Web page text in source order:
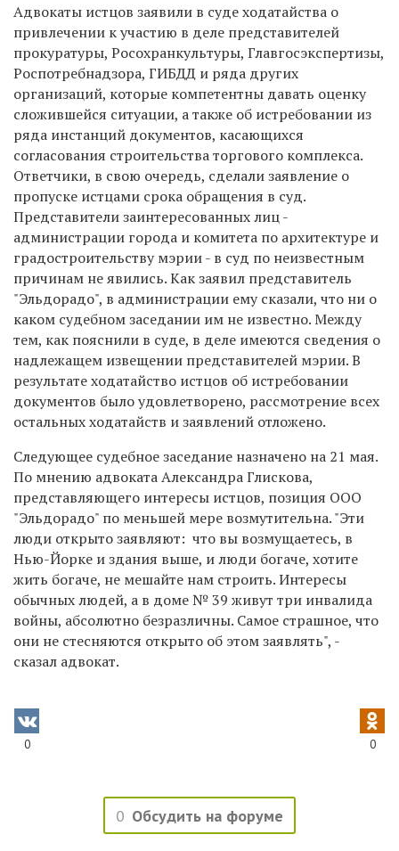
Адвокаты истцов заявили в суде ходатайства о
привлечении к участию в деле представителей
прокуратуры, Росохранкультуры, Главгосэкспертизы,
Роспотребнадзора, ГИБДД и ряда других
организаций, которые компетентны давать оценку
сложившейся ситуации, а также об истребовании из
ряда инстанций документов, касающихся
согласования строительства торгового комплекса.
Ответчики, в свою очередь, сделали заявление о
пропуске истцами срока обращения в суд.
Представители заинтересованных лиц -
администрации города и комитета по архитектуре и
градостроительству мэрии - в суд по неизвестным
причинам не явились. Как заявил представитель
"Эльдорадо", в администрации ему сказали, что ни о
каком судебном заседании им не известно. Между
тем, как пояснили в суде, в деле имеются сведения о
надлежащем извещении представителей мэрии. В
результате ходатайство истцов об истребовании
документов было удовлетворено, рассмотрение всех
остальных ходатайств и заявлений отложено.
Следующее судебное заседание назначено на 21 мая.
По мнению адвоката Александра Глискова,
представляющего интересы истцов, позиция ООО
"Эльдорадо" по меньшей мере возмутительна. "Эти
люди открыто заявляют: что вы возмущаетесь, в
Нью-Йорке и здания выше, и люди богаче, хотите
жить богаче, не мешайте нам строить. Интересы
обычных людей, а в доме № 39 живут три инвалида
войны, абсолютно безразличны. Самое страшное, что
они не стесняются открыто об этом заявлять", -
сказал адвокат.
0 0
0 Обсудить на форуме